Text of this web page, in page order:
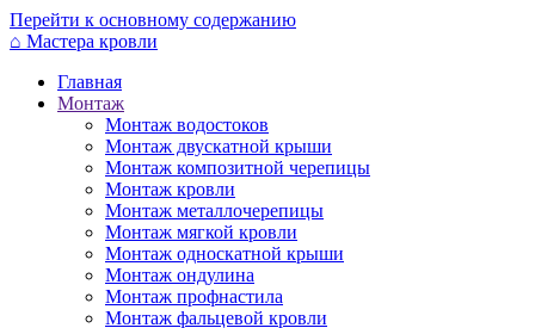
Перейти к основному содержанию
⌂ Мастера кровли
Главная
Монтаж
Монтаж водостоков
Монтаж двускатной крыши
Монтаж композитной черепицы
Монтаж кровли
Монтаж металлочерепицы
Монтаж мягкой кровли
Монтаж односкатной крыши
Монтаж ондулина
Монтаж профнастила
Монтаж фальцевой кровли